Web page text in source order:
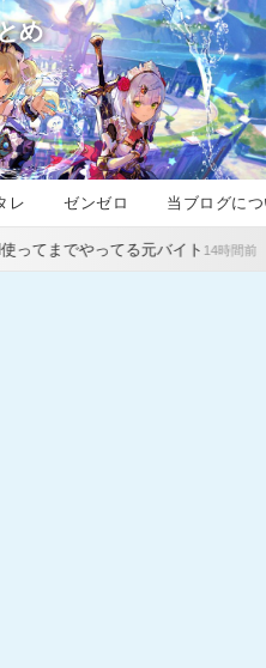
め
レ ゼンゼロ 当ブログに
バイト14時間前【原神】ドラスパの